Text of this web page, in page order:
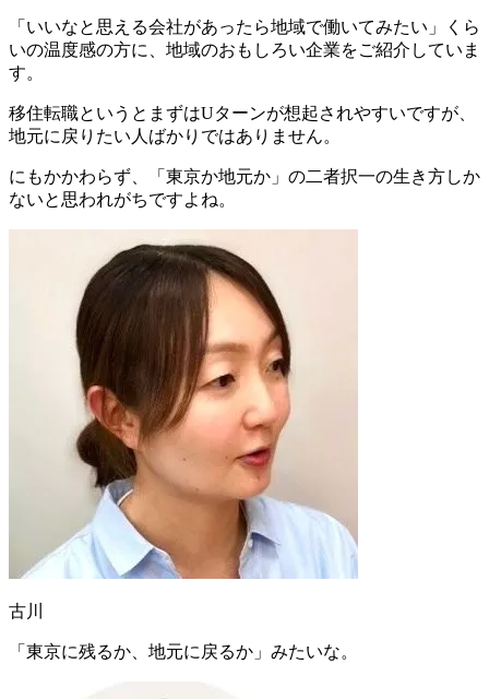
「いいなと思える会社があったら地域で働いてみたい」
くら
いの温度感の方に、地域のおもしろい企業をご紹介していま
す。
移住転職というとまずはUターンが想起されやすいですが、
地元に戻りたい人ばかりではありません。
にもかかわらず、 「東京か地元か」 の二者択一の生き方しか
ないと思われがちですよね。
古川
「東京に残るか、地元に戻るか」みたいな。